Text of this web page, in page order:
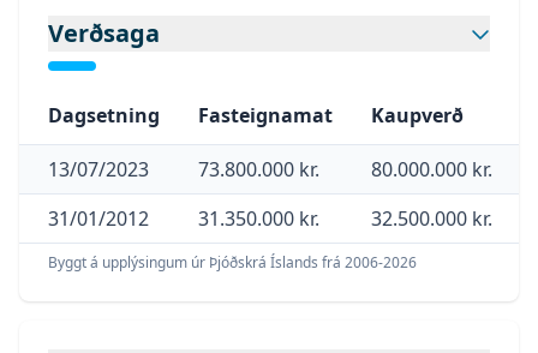
Fasteignamat er fyrir 2026 101.200.000 mkr.
Eignin skiptist í forstofu, stofu, eldhúsi, 4
svefnherbergi, baðherbergi, herbergi í
kjallara og geymslu í sameign ásamt bílskúr.
Nánari lýsing:
Verðsaga
Dagsetning Fasteignamat Kaupverð
13/07/2023 73.800.000 kr. 80.000.000 kr.
31/01/2012
31.350.000 kr. 32.500.000 kr.
Byggt á upplýsingum úr Þjóðskrá Íslands frá 2006-2026